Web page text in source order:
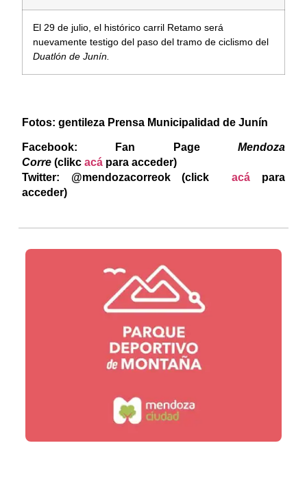
El 29 de julio, el histórico carril Retamo será
nuevamente testigo del paso del tramo de ciclismo del
Duatlón de Junín.
Fotos: gentileza Prensa Municipalidad de Junín
Facebook: Fan PageMendoza
Corre(clikc acápara acceder)
Twitter: @mendozacorreok (click
acá para
acceder)